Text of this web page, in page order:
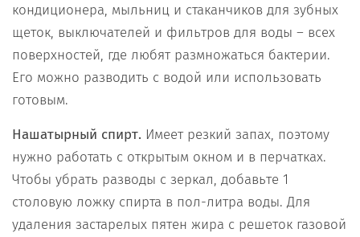
кондиционера, мыльниц и стаканчиков для зубных
щеток, выключателей и фильтров для воды – всех
поверхностей, где любят размножаться бактерии.
Его можно разводить с водой или использовать
готовым.
Нашатырный спирт. Имеет резкий запах, поэтому
нужно работать с открытым окном и в перчатках.
Чтобы убрать разводы с зеркал, добавьте 1
столовую ложку спирта в пол-литра воды. Для
удаления застарелых пятен жира с решеток газовой